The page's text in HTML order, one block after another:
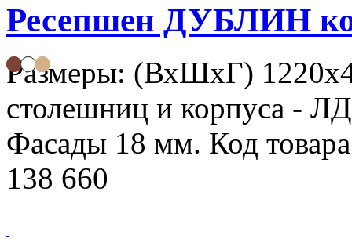
Ресепшен ДУБЛИН
Размеры: (ВхШхГ)
столешниц и корпуса -
Фасады 18 мм. Код
138 660